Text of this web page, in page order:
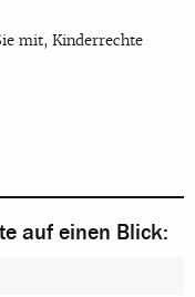
mit, Kinderrechte
auf einen Blick: